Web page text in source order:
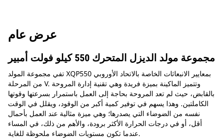
عرض عام
مجموعة مولد الديزل المتحرك 550 كيلو فولت أمبير
تفي مجموعة المولد XQP550 بمعايير الانبعاثات الخاصة بالاتحاد الأوروبي
من المرحلة V. وتتميز الماكينة بميزة فريدة وهي تقنية إدارة المروحة
بالقابض، حيث لم تعد المروحة بحاجة إلى العمل باستمرار بسرعتها وقوتها
الكاملتين. وهذا يسهم في توفير كمية أكبر من الوقود، ويقلل في الوقت
نفسه من الضوضاء التي يصدرها؛ وهي ميزة مثالية عند العمل بأحمال
أقل، أو في درجات الحرارة الأكثر برودة، والأهم من ذلك، في المساء
عندما تكون مستويات الضوضاء ملحوظة للغاية.